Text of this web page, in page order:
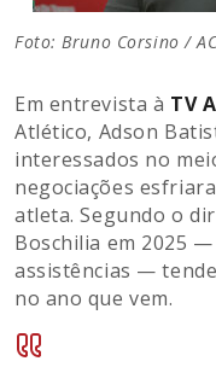
Foto: Bruno Corsino /
Em entrevista à TV
Atlético, Adson
interessados no
negociações
atleta. Segundo o
Boschilia em 2025
assistências —
no ano que vem.